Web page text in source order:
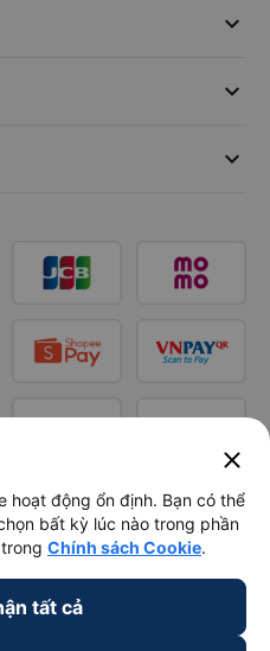
keyboard_arrow_down
keyboard_arrow_down
keyboard_arrow_down
close
hoạt động ổn định. Bạn có thể
bất kỳ lúc nào trong phần
Chính sách Cookie.
tất cả